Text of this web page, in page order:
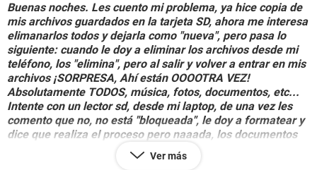
Buenas noches. Les cuento mi problema, ya hice copia de
mis archivos guardados en la tarjeta SD, ahora me interesa
elimanarlos todos y dejarla como "nueva", pero pasa lo
siguiente: cuando le doy a eliminar los archivos desde mi
teléfono, los "elimina", pero al salir y volver a entrar en mis
archivos ¡SORPRESA, Ahí están OOOOTRA VEZ!
Absolutamente TODOS, música, fotos, documentos, etc...
Intente con un lector sd, desde mi laptop, de una vez les
comento que no, no está "bloqueada", le doy a formatear y
dice que realiza el proceso pero naaada, los documentos
siguen intactos, ni siquiera carpeta por carpeta puedo
hacerlo, pues no me aparece la opción. asimismo, no
Ver más